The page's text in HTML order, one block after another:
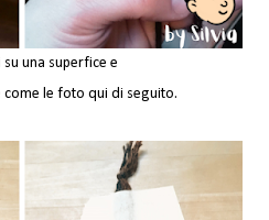
su una superfice e
come le foto qui di seguito.